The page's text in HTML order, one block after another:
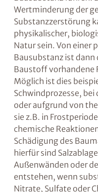
Wänden nicht
fachgerecht
auch zu
führen. Dies geht
Wertminderung der
einher. Die
entweder rein
oder auch
physikalischen
ist dann die Rede,
vorhandene
ist dies
Schwindprozesse, bei
verdunstet, oder
Veränderungen, wie
stattfinden.Aber